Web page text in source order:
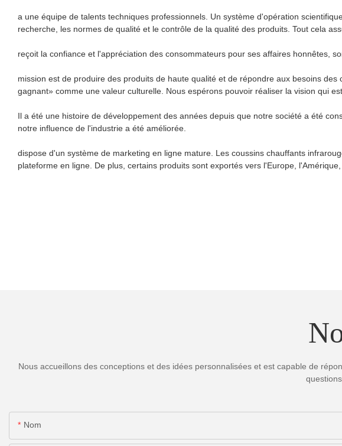
a une équipe de talents techniques professionnels. Un système d'opération
recherche, les normes de qualité et le contrôle de la qualité des produits. Tout cela
reçoit la confiance et l'appréciation des consommateurs pour ses affaires honnêtes,
mission est de produire des produits de haute qualité et de répondre aux besoins
gagnant» comme une valeur culturelle. Nous espérons pouvoir réaliser la vision qui
Il a été une histoire de développement des années depuis que notre société a été
notre influence de l'industrie a été améliorée.
dispose d'un système de marketing en ligne mature. Les coussins chauffants
plateforme en ligne. De plus, certains produits sont exportés vers l'Europe,
Nous accueillons des conceptions et des idées personnalisées et est capable de
Nom